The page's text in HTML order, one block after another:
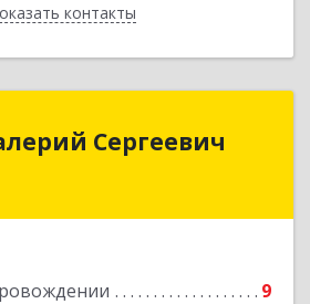
контакты
Назад
Сергеевич
9
Валерий Сергеевич
Подробнее